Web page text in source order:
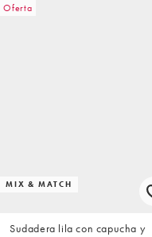
Oferta
MIX & MATCH
Sudadera lila con capucha y